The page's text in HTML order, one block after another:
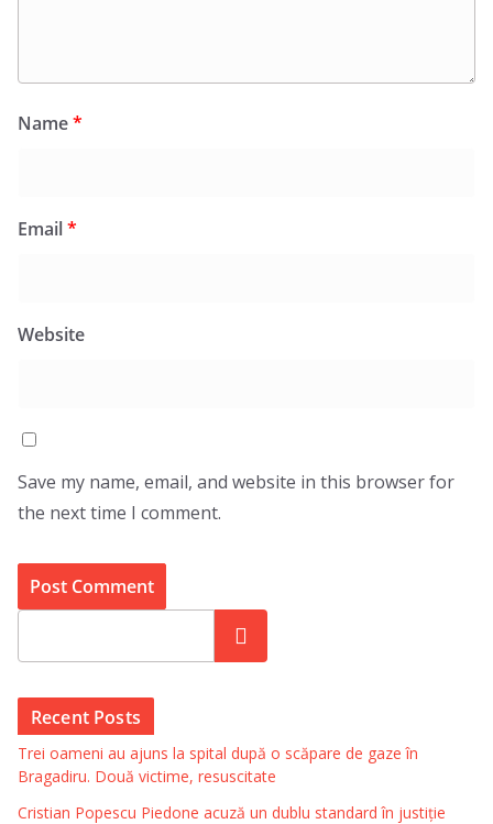
Name*
Email*
Website
Save my name, email, and website in this browser for
the next time I comment.
Search
Recent Posts
Trei oameni au ajuns la spital după o scăpare de gaze în
Bragadiru. Două victime, resuscitate
Cristian Popescu Piedone acuză un dublu standard în justiție